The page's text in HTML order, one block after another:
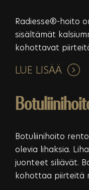
Radiesse®-hoito
sisältämät
kohottavat
LUE LISÄÄ
Botuliinihoito
olevia lihaksia.
juonteet siliävät.
kohottaa piirteitä